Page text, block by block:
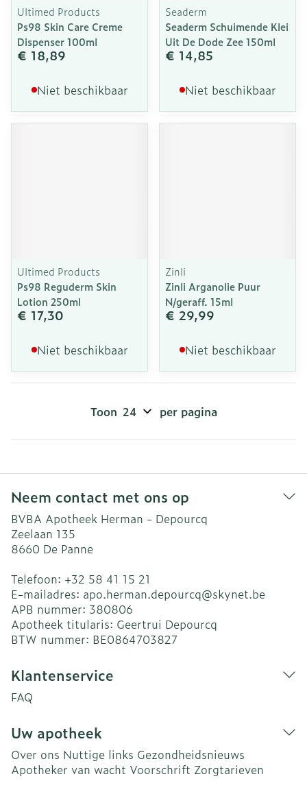
Ultimed Products
Ps98 Skin Care Creme
Dispenser 100ml
€ 18,89
Niet beschikbaar
Seaderm
Seaderm Schuimende Klei
Uit De Dode Zee 150ml
€ 14,85
Niet beschikbaar
Ultimed Products
Ps98 Reguderm Skin
Lotion 250ml
€ 17,30
Niet beschikbaar
Zinli
Zinli Arganolie Puur
N/geraff. 15ml
€ 29,99
Niet beschikbaar
Toon per pagina
Neem contact met ons op
BVBA Apotheek Herman - Depourcq
Zeelaan 135
8660 De Panne
Telefoon: +32 58 41 15 21
E-mailadres: apo.herman.depourcq@skynet.be
APB nummer: 380806
Apotheek titularis: Geertrui Depourcq
BTW nummer: BE0864703827
Klantenservice
FAQ
Uw apotheek
Over ons Nuttige links Gezondheidsnieuws
Apotheker van wacht Voorschrift Zorgtarieven